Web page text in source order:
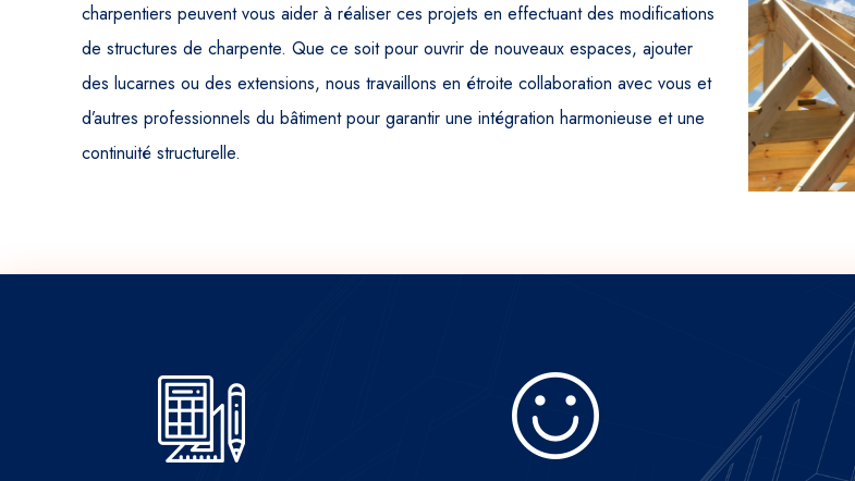
charpentiers peuvent vous aider à réaliser ces projets en effectuant des modifications
de structures de charpente. Que ce soit pour ouvrir de nouveaux espaces, ajouter
des lucarnes ou des extensions, nous travaillons en étroite collaboration avec vous et
d’autres professionnels du bâtiment pour garantir une intégration harmonieuse et une
continuité structurelle.